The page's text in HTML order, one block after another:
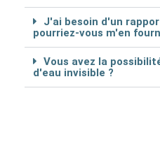
J'ai besoin d'un
pourriez-vous m'en
Vous avez la
d'eau invisible ?